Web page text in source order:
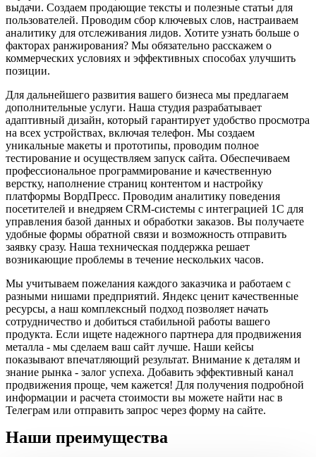
выдачи. Создаем продающие тексты и полезные статьи для
пользователей. Проводим сбор ключевых слов, настраиваем
аналитику для отслеживания лидов. Хотите узнать больше о
факторах ранжирования? Мы обязательно расскажем о
коммерческих условиях и эффективных способах улучшить
позиции.
Для дальнейшего развития вашего бизнеса мы предлагаем
дополнительные услуги. Наша студия разрабатывает
адаптивный дизайн, который гарантирует удобство просмотра
на всех устройствах, включая телефон. Мы создаем
уникальные макеты и прототипы, проводим полное
тестирование и осуществляем запуск сайта. Обеспечиваем
профессиональное программирование и качественную
верстку, наполнение страниц контентом и настройку
платформы ВордПресс. Проводим аналитику поведения
посетителей и внедряем CRM-системы с интеграцией 1С для
управления базой данных и обработки заказов. Вы получаете
удобные формы обратной связи и возможность отправить
заявку сразу. Наша техническая поддержка решает
возникающие проблемы в течение нескольких часов.
Мы учитываем пожелания каждого заказчика и работаем с
разными нишами предприятий. Яндекс ценит качественные
ресурсы, а наш комплексный подход позволяет начать
сотрудничество и добиться стабильной работы вашего
продукта. Если ищете надежного партнера для продвижения
металла - мы сделаем ваш сайт лучше. Наши кейсы
показывают впечатляющий результат. Внимание к деталям и
знание рынка - залог успеха. Добавить эффективный канал
продвижения проще, чем кажется! Для получения подробной
информации и расчета стоимости вы можете найти нас в
Телеграм или отправить запрос через форму на сайте.
Наши преимущества